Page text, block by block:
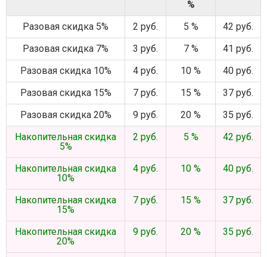
%
Разовая скидка 5% 2 руб. 5 %
42 руб.
Разовая скидка 7%
3 руб. 7 %
41 руб.
Разовая скидка 10%
4 руб. 10 %
40 руб.
Разовая скидка 15%
7 руб. 15 %
37 руб.
Разовая скидка 20%
9 руб. 20 %
35 руб.
Накопительная скидка
5%
2 руб. 5 % 42 руб.
Накопительная скидка
10%
4 руб. 10 % 40 руб.
Накопительная скидка
15%
7 руб. 15 % 37 руб.
Накопительная скидка
20%
9 руб. 20 % 35 руб.